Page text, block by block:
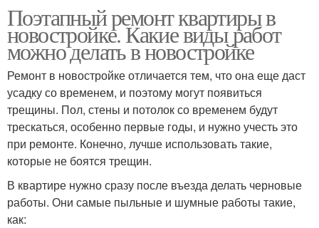
Поэтапный ремонт квартиры в
новостройке. Какие виды работ
можно делать в новостройке
Ремонт в новостройке отличается тем, что она еще даст
усадку со временем, и поэтому могут появиться
трещины. Пол, стены и потолок со временем будут
трескаться, особенно первые годы, и нужно учесть это
при ремонте. Конечно, лучше использовать такие,
которые не боятся трещин.
В квартире нужно сразу после въезда делать черновые
работы. Они самые пыльные и шумные работы такие,
как: